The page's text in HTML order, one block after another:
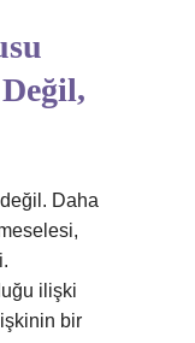
Daha
ilişki
bir